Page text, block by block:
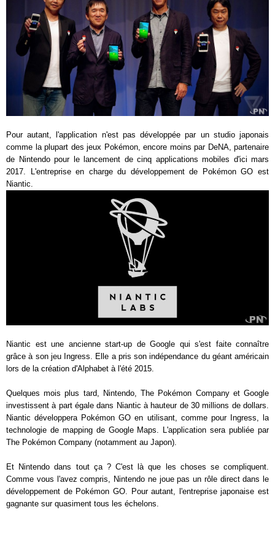
Pour autant, l'application n'est pas développée par un studio japonais
comme la plupart des jeux Pokémon, encore moins par DeNA, partenaire
de Nintendo pour le lancement de cinq applications mobiles d'ici mars
2017. L'entreprise en charge du développement de Pokémon GO est
Niantic.
Niantic est une ancienne start-up de Google qui s'est faite connaître
grâce à son jeu Ingress. Elle a pris son indépendance du géant américain
lors de la création d'Alphabet à l'été 2015.
Quelques mois plus tard, Nintendo, The Pokémon Company et Google
investissent à part égale dans Niantic à hauteur de 30 millions de dollars.
Niantic développera Pokémon GO en utilisant, comme pour Ingress, la
technologie de mapping de Google Maps. L'application sera publiée par
The Pokémon Company (notamment au Japon).
Et Nintendo dans tout ça ? C'est là que les choses se compliquent.
Comme vous l'avez compris, Nintendo ne joue pas un rôle direct dans le
développement de Pokémon GO. Pour autant, l'entreprise japonaise est
gagnante sur quasiment tous les échelons.